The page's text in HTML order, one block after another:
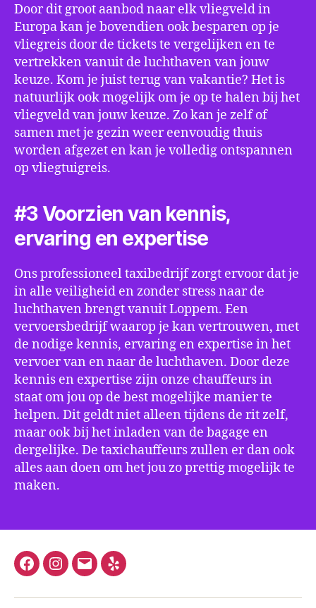
Door dit groot aanbod naar elk vliegveld in
Europa kan je bovendien ook besparen op je
vliegreis door de tickets te vergelijken en te
vertrekken vanuit de luchthaven van jouw
keuze. Kom je juist terug van vakantie? Het is
natuurlijk ook mogelijk om je op te halen bij het
vliegveld van jouw keuze. Zo kan je zelf of
samen met je gezin weer eenvoudig thuis
worden afgezet en kan je volledig ontspannen
op vliegtuigreis.
#3 Voorzien van kennis,
ervaring en expertise
Ons professioneel taxibedrijf zorgt ervoor dat je
in alle veiligheid en zonder stress naar de
luchthaven brengt vanuit Loppem. Een
vervoersbedrijf waarop je kan vertrouwen, met
de nodige kennis, ervaring en expertise in het
vervoer van en naar de luchthaven. Door deze
kennis en expertise zijn onze chauffeurs in
staat om jou op de best mogelijke manier te
helpen. Dit geldt niet alleen tijdens de rit zelf,
maar ook bij het inladen van de bagage en
dergelijke. De taxichauffeurs zullen er dan ook
alles aan doen om het jou zo prettig mogelijk te
maken.
FacebookInstagram
E-
Yelp